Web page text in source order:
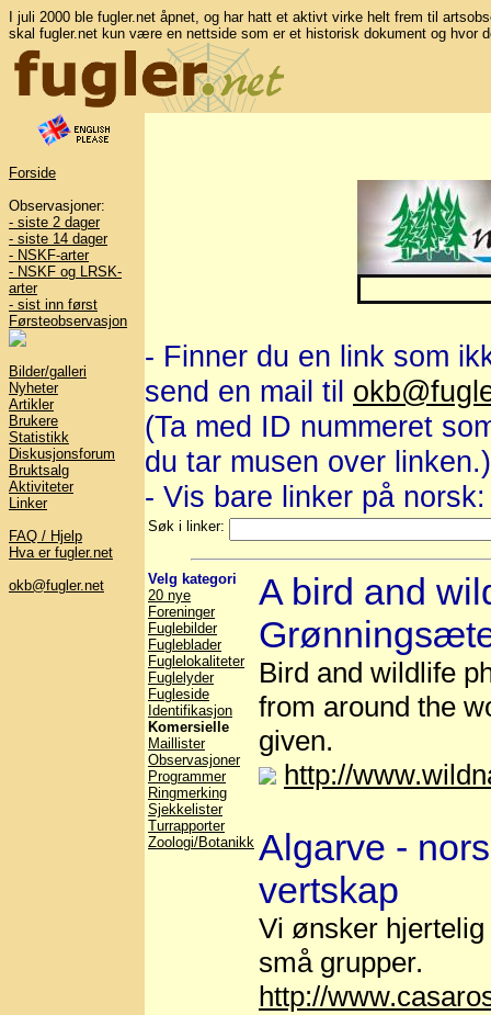
I juli 2000 ble fugler.net åpnet, og har hatt et aktivt virke helt frem til
skal fugler.net kun være en nettside som er et historisk dokument og hvor
Forside
Observasjoner:
- siste 2 dager
- siste 14 dager
- NSKF-arter
- NSKF og LRSK-
arter
- sist inn først
Førsteobservasjon
Bilder/galleri
Nyheter
Artikler
Brukere
Statistikk
Diskusjonsforum
Bruktsalg
Aktiviteter
Linker
FAQ / Hjelp
Hva er fugler.net
okb@fugler.net
- Finner du en link som
send en mail til
(Ta med ID nummeret
du tar musen over linken.)
- Vis bare linker på
Søk i linker:
Velg kategori
20 nye
Foreninger
Fuglebilder
Fugleblader
Fuglelokaliteter
Fuglelyder
Fugleside
Identifikasjon
Komersielle
Maillister
Observasjoner
Programmer
Ringmerking
Sjekkelister
Turrapporter
Zoologi/Botanikk
A bird and
Bird and wildlife
from around the
given.
http://
Algarve -
vertskap
Vi ønsker
små grupper.
http://